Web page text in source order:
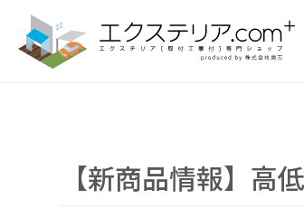
【新商品情報】高